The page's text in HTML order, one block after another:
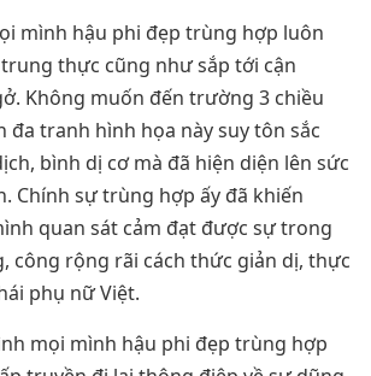
mình hậu phi đẹp trùng hợp luôn
thực cũng như sắp tới cận
Không muốn đến trường 3 chiều
đa tranh hình họa này suy tôn sắc
bình dị cơ mà đã hiện diện lên sức
Chính sự trùng hợp ấy đã khiến
quan sát cảm đạt được sự trong
công rộng rãi cách thức giản dị, thực
phụ nữ Việt.
mọi mình hậu phi đẹp trùng hợp